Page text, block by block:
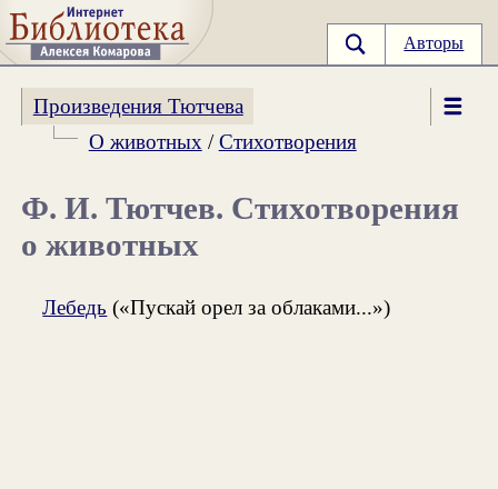
Авторы
Произведения Тютчева
О животных /Стихотворения
Ф. И. Тютчев. Стихотворения
о животных
Лебедь («Пускай орел за облаками...»)